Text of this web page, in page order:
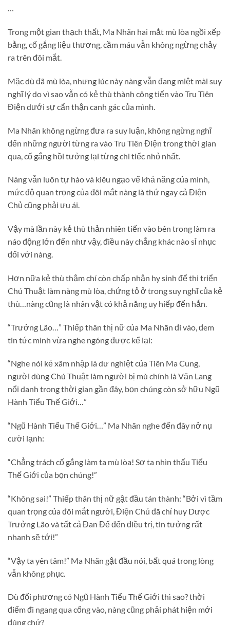
…
Trong một gian thạch thất, Ma Nhãn hai mắt mù lòa ngồi xếp
bằng, cố gắng liệu thương, cầm máu vẫn không ngừng chảy
ra trên đôi mắt.
Mặc dù đã mù lòa, nhưng lúc này nàng vẫn đang miệt mài suy
nghĩ lý do vì sao vẫn có kẻ thù thành công tiến vào Tru Tiên
Điện dưới sự cẩn thận canh gác của mình.
Ma Nhãn không ngừng đưa ra suy luận, không ngừng nghĩ
đến những người từng ra vào Tru Tiên Điện trong thời gian
qua, cố gắng hồi tưởng lại từng chi tiếc nhỏ nhất.
Nàng vẫn luôn tự hào và kiêu ngạo vể khả năng của mình,
mức độ quan trọng của đôi mắt nàng là thứ ngay cả Điện
Chủ cũng phải ưu ái.
Vậy mà lần này kẻ thù thản nhiên tiến vào bên trong làm ra
náo động lớn đến như vậy, điều này chẳng khác nào sỉ nhục
đối với nàng.
Hơn nữa kẻ thù thậm chí còn chấp nhận hy sinh để thi triển
Chú Thuật làm nàng mù lòa, chứng tỏ ở trong suy nghĩ của kẻ
thù…nàng cũng là nhân vật có khả năng uy hiếp đến hắn.
“Trưởng Lão…” Thiếp thân thị nữ của Ma Nhãn đi vào, đem
tin tức mình vừa nghe ngóng được kể lại:
“Nghe nói kẻ xâm nhập là dư nghiệt của Tiên Ma Cung,
người dùng Chú Thuật làm người bị mù chính là Văn Lang
nổi danh trong thời gian gần đây, bọn chúng còn sở hữu Ngũ
Hành Tiểu Thế Giới…”
“Ngũ Hành Tiểu Thế Giới…” Ma Nhãn nghe đến đây nở nụ
cười lạnh:
“Chẳng trách cố gắng làm ta mù lòa! Sợ ta nhìn thấu Tiểu
Thế Giới của bọn chúng!”
“Không sai!” Thiếp thân thị nữ gật đầu tán thành: “Bởi vì tầm
quan trọng của đôi mắt người, Điện Chủ đã chỉ huy Dược
Trưởng Lão và tất cả Đan Đế đến điều trị, tin tưởng rất
nhanh sẽ tới!”
“Vậy ta yên tâm!” Ma Nhãn gật đầu nói, bất quá trong lòng
vẫn không phục.
Dù đối phương có Ngũ Hành Tiểu Thế Giới thì sao? thời
điểm đi ngang qua cổng vào, nàng cũng phải phát hiện mới
đúng chứ?